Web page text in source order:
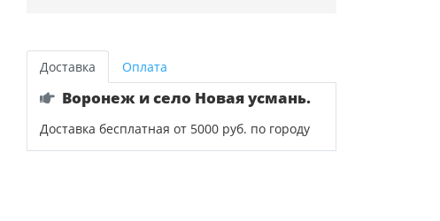
Доставка Оплата
Воронеж и село Новая усмань.
Доставка бесплатная от 5000 руб. по городу